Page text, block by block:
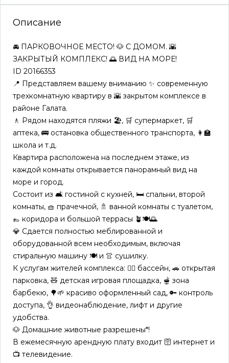
Описание
🚘 ПАРКОВОЧНОЕ МЕСТО! 🐶 С ДОМОМ. 🌇
ЗАКРЫТЫЙ КОМПЛЕКС! 🌅 ВИД НА МОРЕ!
ID 20166353
📍 Представляем вашему вниманию ✨ современную
трехкомнатную квартиру в 🌇 закрытом комплексе в
районе Галата.
🚶 Рядом находятся пляжи 🏖️, 🛒 супермаркет, 🛒
аптека, 🚌 остановка общественного транспорта, 👩‍🏫
школа и т.д.
Квартира расположена на последнем этаже, из
каждой комнаты открывается панорамный вид на
море и город.
Состоит из 🛋️ гостиной с кухней, 🛏️ спальни, второй
комнаты, 🧺 прачечной, 🚿 ванной комнаты с туалетом,
👞 коридора и большой террасы 🪴🍽️🌅.
💎 Сдается полностью меблированной и
оборудованной всем необходимым, включая
стиральную машину 🍽️ и 👚 сушилку.
К услугам жителей комплекса: 🏊‍♀️ бассейн, 🚗 открытая
парковка, 🧸 детская игровая площадка, 🫕 зона
барбекю, 🌳🌱 красиво оформленный сад, 🔑 контроль
доступа, 👌 видеонаблюдение, лифт и другие
удобства.
🐶 Домашние животные разрешены*!
В ежемесячную арендную плату входит 🛜 интернет и
📺 телевидение.